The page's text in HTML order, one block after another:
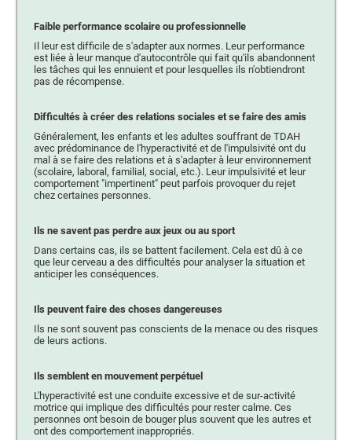
Faible performance scolaire ou professionnelle
Il leur est difficile de s'adapter aux normes. Leur performance
est liée à leur manque d'autocontrôle qui fait qu'ils abandonnent
les tâches qui les ennuient et pour lesquelles ils n'obtiendront
pas de récompense.
Difficultés à créer des relations sociales et se faire des amis
Généralement, les enfants et les adultes souffrant de TDAH
avec prédominance de l'hyperactivité et de l'impulsivité ont du
mal à se faire des relations et à s'adapter à leur environnement
(scolaire, laboral, familial, social, etc.). Leur impulsivité et leur
comportement "impertinent" peut parfois provoquer du rejet
chez certaines personnes.
Ils ne savent pas perdre aux jeux ou au sport
Dans certains cas, ils se battent facilement. Cela est dû à ce
que leur cerveau a des difficultés pour analyser la situation et
anticiper les conséquences.
Ils peuvent faire des choses dangereuses
Ils ne sont souvent pas conscients de la menace ou des risques
de leurs actions.
Ils semblent en mouvement perpétuel
L'hyperactivité est une conduite excessive et de sur-activité
motrice qui implique des difficultés pour rester calme. Ces
personnes ont besoin de bouger plus souvent que les autres et
ont des comportement inappropriés.